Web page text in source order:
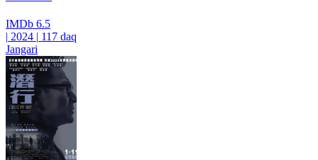
IMDb 6.5
| 2024 | 117 daq
Jangari